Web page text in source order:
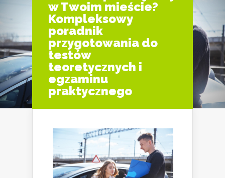
w Twoim mieście?
Kompleksowy
poradnik
przygotowania do
testów
teoretycznych i
egzaminu
praktycznego